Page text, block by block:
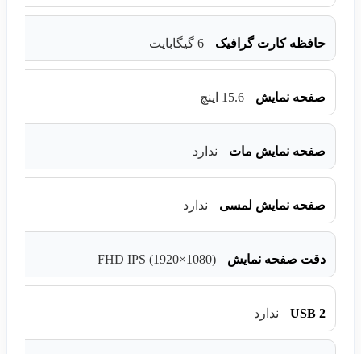
حافظه کارت گرافیک 6 گیگابایت
صفحه نمایش 15.6 اینچ
صفحه نمایش مات ندارد
صفحه نمایش لمسی ندارد
دقت صفحه نمایش FHD IPS (1920×1080)
USB 2 ندارد